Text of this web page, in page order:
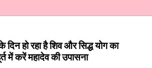
दिन हो रहा है शिव और सिद्ध योग का
में करें महादेव की उपासना